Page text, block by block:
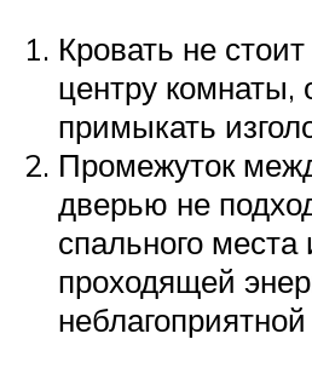
Кровать не
центру комнаты,
примыкать
Промежуток
дверью не
спального места
проходящей